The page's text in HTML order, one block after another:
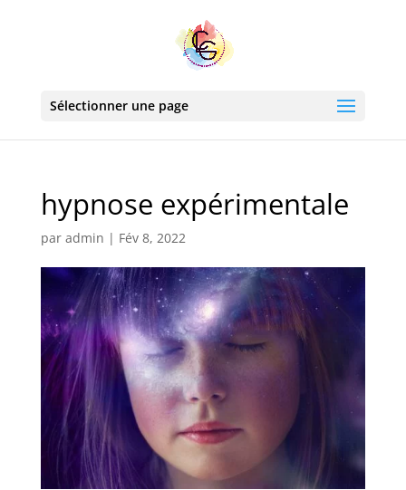
Sélectionner une page
hypnose expérimentale
par admin | Fév 8, 2022